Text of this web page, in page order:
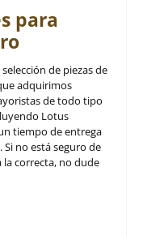
para
de piezas de
adquirimos
de todo tipo
Lotus
tiempo de entrega
no está seguro de
la correcta, no dude